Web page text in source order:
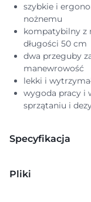
szybkie i
nożnemu
kompatybilny z
długości 50 cm
dwa przeguby
manewrowość
lekki i
wygoda pracy i
sprzątaniu i
Specyfikacja
Pliki